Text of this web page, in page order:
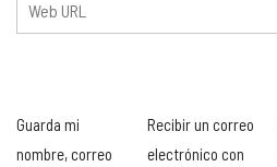
Guarda mi
nombre, correo
Recibir un correo
electrónico con